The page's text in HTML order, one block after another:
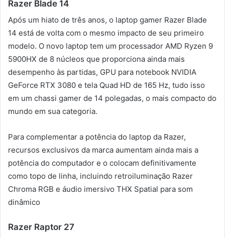
Razer Blade 14
Após um hiato de três anos, o laptop gamer Razer Blade
14 está de volta com o mesmo impacto de seu primeiro
modelo. O novo laptop tem um processador AMD Ryzen 9
5900HX de 8 núcleos que proporciona ainda mais
desempenho às partidas, GPU para notebook NVIDIA
GeForce RTX 3080 e tela Quad HD de 165 Hz, tudo isso
em um chassi gamer de 14 polegadas, o mais compacto do
mundo em sua categoria.
Para complementar a potência do laptop da Razer,
recursos exclusivos da marca aumentam ainda mais a
potência do computador e o colocam definitivamente
como topo de linha, incluindo retroiluminação Razer
Chroma RGB e áudio imersivo THX Spatial para som
dinâmico
Razer Raptor 27